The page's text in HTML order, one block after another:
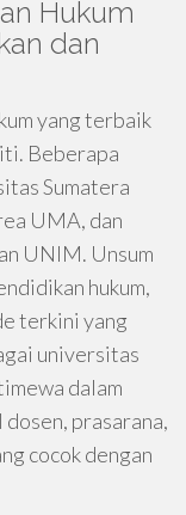
Hukum
dan
yang terbaik
Beberapa
Sumatera
UMA, dan
UNIM. Unsum
hukum,
terkini yang
universitas
dalam
prasarana,
cocok dengan